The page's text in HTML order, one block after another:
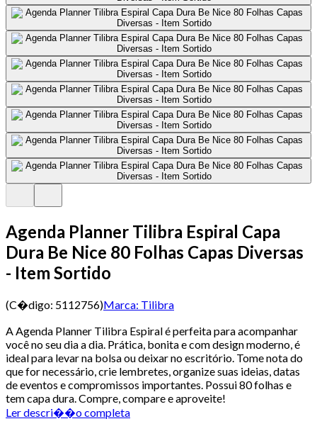
Agenda Planner Tilibra Espiral Capa
Dura Be Nice 80 Folhas Capas Diversas
- Item Sortido
(C�digo: 5112756)Marca: Tilibra
A Agenda Planner Tilibra Espiral é perfeita para acompanhar
você no seu dia a dia. Prática, bonita e com design moderno, é
ideal para levar na bolsa ou deixar no escritório. Tome nota do
que for necessário, crie lembretes, organize suas ideias, datas
de eventos e compromissos importantes. Possui 80 folhas e
tem capa dura. Compre, compare e aproveite!
Ler descri��o completa